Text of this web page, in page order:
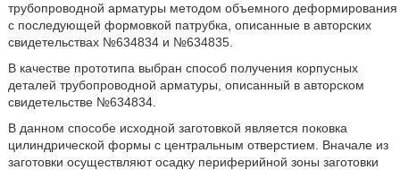
трубопроводной арматуры методом объемного деформирования
с последующей формовкой патрубка, описанные в авторских
свидетельствах №634834 и №634835.
В качестве прототипа выбран способ получения корпусных
деталей трубопроводной арматуры, описанный в авторском
свидетельстве №634834.
В данном способе исходной заготовкой является поковка
цилиндрической формы с центральным отверстием. Вначале из
заготовки осуществляют осадку периферийной зоны заготовки